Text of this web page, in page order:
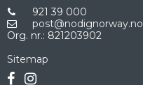
921 39 000
post@nodignorway.no
Org. nr.: 821203902
Sitemap